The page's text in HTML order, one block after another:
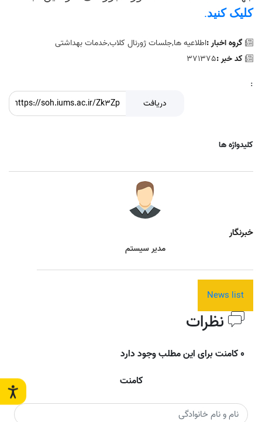
کلیک کنید.
گروه اخبار :اطلاعیه ها,جلسات ژورنال کلاب,خدمات بهداشتی
کد خبر :371375
:
دریافت
کلیدواژه ها
خبرنگار
مدیر سیستم
News list
نظرات
0 کامنت برای این مطلب وجود دارد
کامنت